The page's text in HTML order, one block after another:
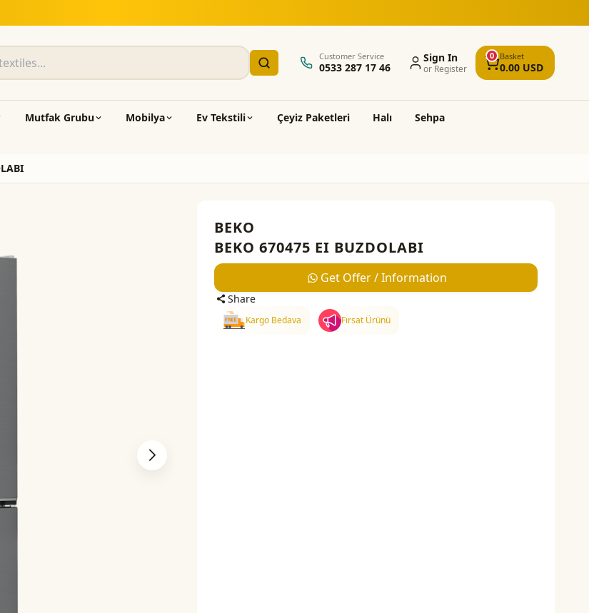
TL üzeri alışverişlerde ücretsiz kargo ve montaj
Customer Service
0533 287 17 46
Sign In
or Register
0 Basket
0.00USD
Mutfak Grubu Mobilya Ev Tekstili Çeyi̇z Paketleri̇ Halı Sehpa
BEKO
BEKO 670475 EI BUZDOLABI
Get Offer / Information
Share
Kargo Bedava Fırsat Ürünü